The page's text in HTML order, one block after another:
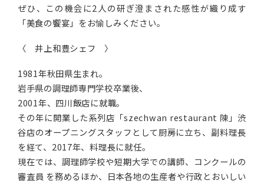
ぜひ、この機会に2人の研ぎ澄まされた感性が織り成す
「美食の饗宴」をお愉しみください。
〈 井上和豊シェフ 〉
1981年秋田県生まれ。
岩手県の調理師専門学校卒業後、
2001年、四川飯店に就職。
その年に開業した系列店「szechwan restaurant 陳」渋
谷店のオープニングスタッフとして厨房に立ち、副料理長
を経て、2017年、料理長に就任。
現在では、調理師学校や短期大学での講師、コンクールの
審査員 を務めるほか、日本各地の生産者や行政とおいしい